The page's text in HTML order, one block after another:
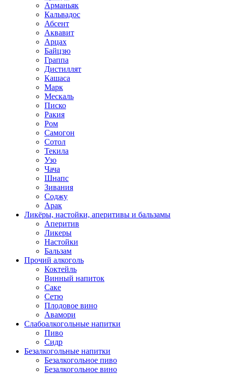
Арманьяк
Кальвадос
Абсент
Аквавит
Арцах
Байцзю
Граппа
Дистиллят
Кашаса
Марк
Мескаль
Писко
Ракия
Ром
Самогон
Сотол
Текила
Узо
Чача
Шнапс
Зивания
Соджу
Арак
Ликёры, настойки, аперитивы и бальзамы
Аперитив
Ликеры
Настойки
Бальзам
Прочий алкоголь
Коктейль
Винный напиток
Саке
Сетю
Плодовое вино
Авамори
Слабоалкогольные напитки
Пиво
Сидр
Безалкогольные напитки
Безалкогольное пиво
Безалкогольное вино